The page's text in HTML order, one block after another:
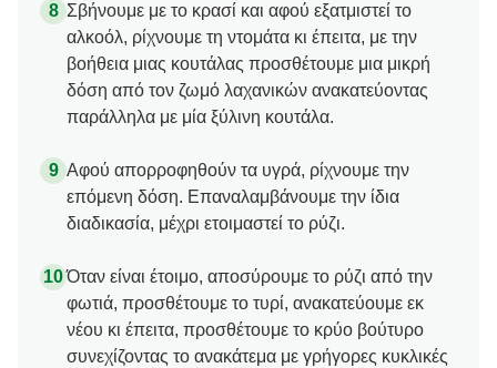
Σβήνουμε με το κρασί και αφού εξατμιστεί το
αλκοόλ, ρίχνουμε τη ντομάτα κι έπειτα, με την
βοήθεια μιας κουτάλας προσθέτουμε μια μικρή
δόση από τον ζωμό λαχανικών ανακατεύοντας
παράλληλα με μία ξύλινη κουτάλα.
Αφού απορροφηθούν τα υγρά, ρίχνουμε την
επόμενη δόση. Επαναλαμβάνουμε την ίδια
διαδικασία, μέχρι ετοιμαστεί το ρύζι.
Όταν είναι έτοιμο, αποσύρουμε το ρύζι από την
φωτιά, προσθέτουμε το τυρί, ανακατεύουμε εκ
νέου κι έπειτα, προσθέτουμε το κρύο βούτυρο
συνεχίζοντας το ανακάτεμα με γρήγορες κυκλικές